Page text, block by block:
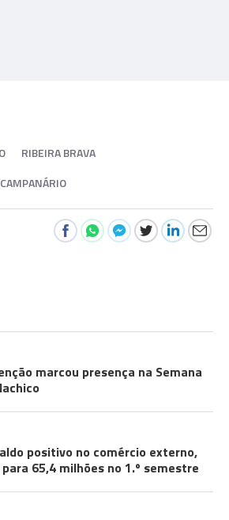
RIBEIRA BRAVA
marcou presença na Semana
positivo no comércio externo,
65,4 milhões no 1.º semestre